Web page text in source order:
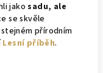
jako sadu, ale
se skvěle
stejném přírodním
Lesní příběh.